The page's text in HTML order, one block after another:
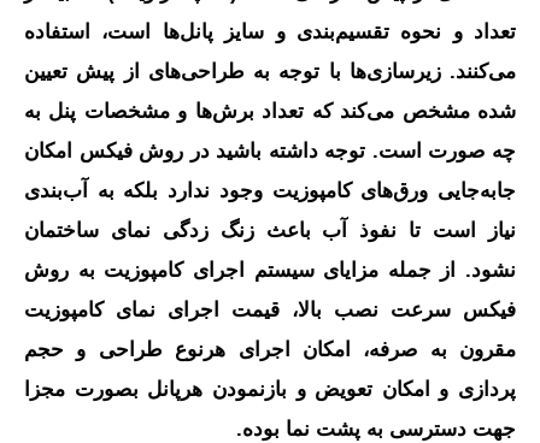
تعداد و نحوه تقسیم‌بندی و سایز پانل‌ها است، استفاده
می‌کنند. زیرسازی‌ها با توجه به طراحی‌های از پیش تعیین
شده مشخص می‌کند که تعداد برش‌ها و مشخصات پنل به
چه صورت است. توجه داشته باشید در روش فیکس امکان
جابه‌جایی ورق‌های کامپوزیت وجود ندارد بلکه به آب‌بندی
نیاز است تا نفوذ آب باعث زنگ‌ زدگی نمای ساختمان
نشود. از جمله مزایای سیستم اجرای کامپوزیت به روش
فیکس سرعت نصب بالا، قیمت اجرای نمای کامپوزیت
مقرون به صرفه، امکان اجرای هرنوع طراحی و حجم
پردازی و امکان تعویض و بازنمودن هرپانل بصورت مجزا
جهت دسترسی به پشت نما بوده.